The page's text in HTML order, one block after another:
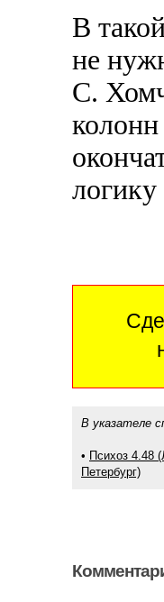
В
не
С.
логику
В указателе
• Психоз 4.48
Петербург)